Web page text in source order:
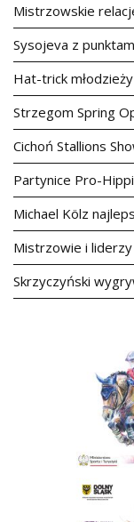
Mistrzowskie
Sysojeva z
Hat-trick
Strzegom Spring
Cichoń Stallions
Partynice Pro-
Michael Kölz
Mistrzowie i
Skrzyczyński